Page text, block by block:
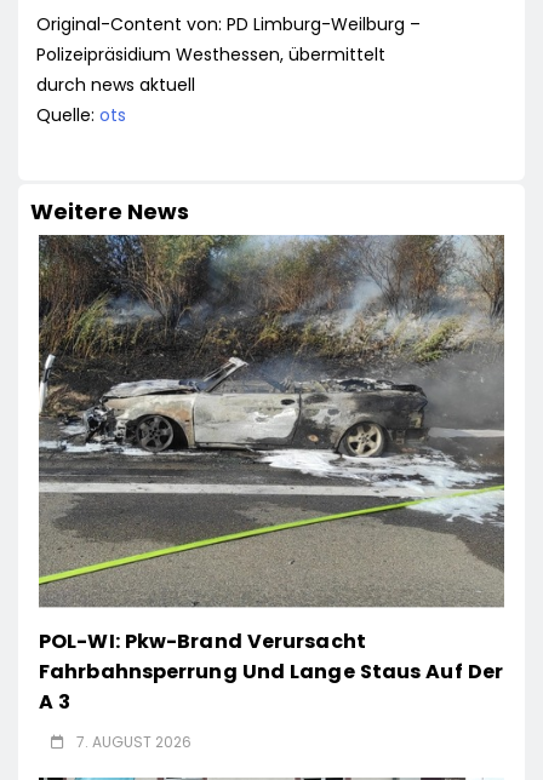
Original-Content von: PD Limburg-Weilburg –
Polizeipräsidium Westhessen, übermittelt
durch news aktuell
Quelle: ots
Weitere News
POL-WI: Pkw-Brand Verursacht
Fahrbahnsperrung Und Lange Staus Auf Der
A 3
7. AUGUST 2026